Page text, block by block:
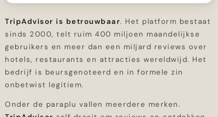
TripAdvisor is betrouwbaar. Het platform bestaat
sinds 2000, telt ruim 400 miljoen maandelijkse
gebruikers en meer dan een miljard reviews over
hotels, restaurants en attracties wereldwijd. Het
bedrijf is beursgenoteerd en in formele zin
onbetwist legitiem.
Onder de paraplu vallen meerdere merken.